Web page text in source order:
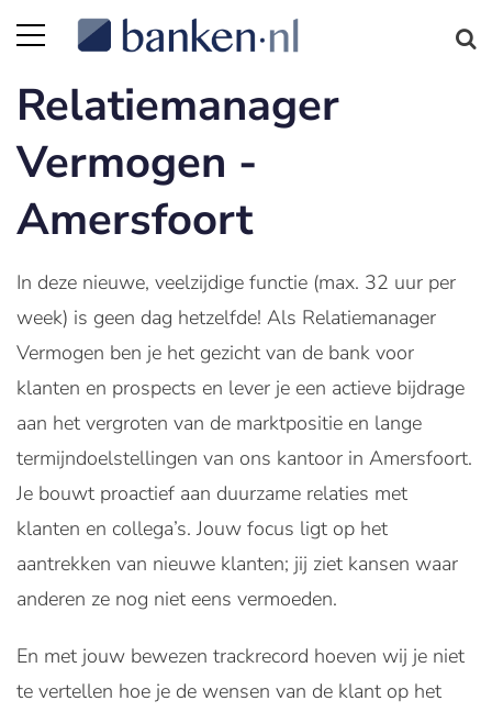
Relatiemanager
Vermogen -
Amersfoort
In deze nieuwe, veelzijdige functie (max. 32 uur per
week) is geen dag hetzelfde! Als Relatiemanager
Vermogen ben je het gezicht van de bank voor
klanten en prospects en lever je een actieve bijdrage
aan het vergroten van de marktpositie en lange
termijndoelstellingen van ons kantoor in Amersfoort.
Je bouwt proactief aan duurzame relaties met
klanten en collega’s. Jouw focus ligt op het
aantrekken van nieuwe klanten; jij ziet kansen waar
anderen ze nog niet eens vermoeden.
En met jouw bewezen trackrecord hoeven wij je niet
te vertellen hoe je de wensen van de klant op het